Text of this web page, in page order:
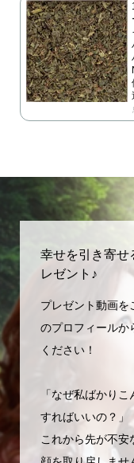
幸せを引き寄
レゼント♪
プレゼント動画
のプロフィールか
ください！
「なぜ私ばかり
すればいいの？」
これから先が不